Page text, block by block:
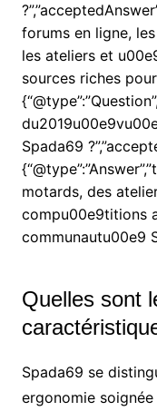
forums en ligne,
les ateliers et
sources riches
Spada69
motards, des
compu00e9titions
communautu00e9
Quelles sont
Spada69 se
ergonomie